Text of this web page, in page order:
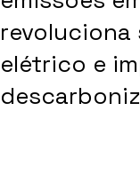
revoluciona
elétrico e